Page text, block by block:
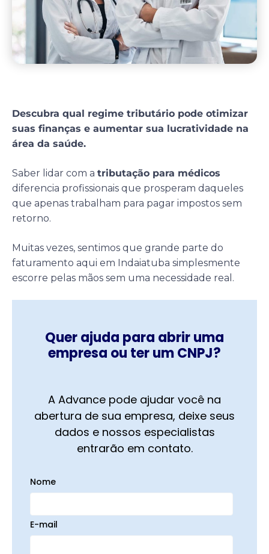
Descubra qual regime tributário pode otimizar
suas finanças e aumentar sua lucratividade na
área da saúde.
Saber lidar com a tributação para médicos
diferencia profissionais que prosperam daqueles
que apenas trabalham para pagar impostos sem
retorno.
Muitas vezes, sentimos que grande parte do
faturamento aqui em Indaiatuba simplesmente
escorre pelas mãos sem uma necessidade real.
Quer ajuda para abrir uma
empresa ou ter um CNPJ?
A Advance pode ajudar você na
abertura de sua empresa, deixe seus
dados e nossos especialistas
entrarão em contato.
Nome
E-mail